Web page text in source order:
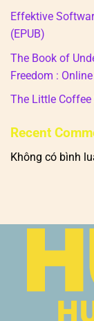
Effektive
(EPUB)
The Book of
Freedom :
The Little Coffee
Recent
Không có bình